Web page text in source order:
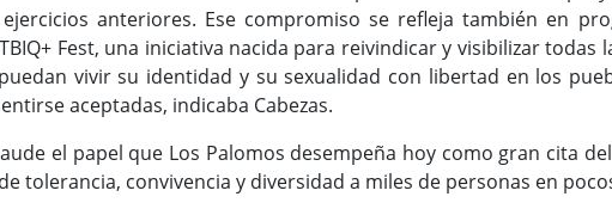
anteriores. Ese compromiso se refleja también en
Fest, una iniciativa nacida para reivindicar y visibilizar
vivir su identidad y su sexualidad con libertad en los
aceptadas, indicaba Cabezas.
el papel que Los Palomos desempeña hoy como gran cita
tolerancia, convivencia y diversidad a miles de personas en